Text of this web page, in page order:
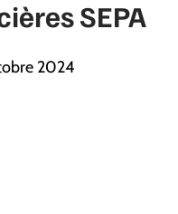
SEPA
2024